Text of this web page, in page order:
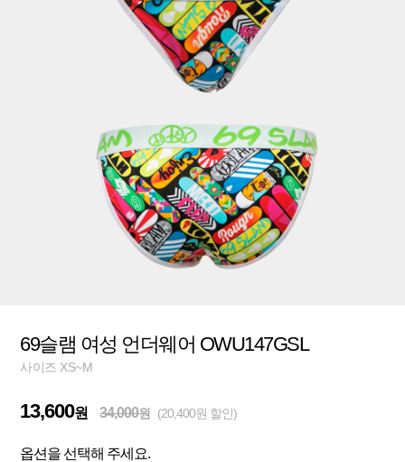
69슬램 여성 언더웨어 OWU147GSL
사이즈 XS~M
13,600원 34,000원 (20,400원 할인)
옵션을 선택해 주세요.